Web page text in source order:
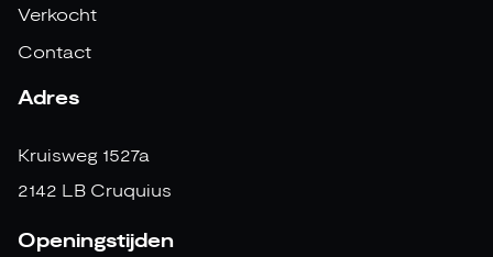
Verkocht
Contact
Adres
Kruisweg 1527a
2142 LB Cruquius
Openingstijden